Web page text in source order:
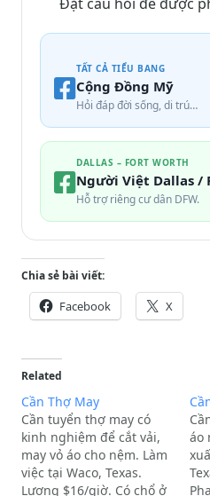
TẤT CẢ TIỂU BANG
Cộng Đồng Mỹ
Hỏi đáp đời sống, di trú…
DALLAS – FORT WORTH
Người Việt Dallas /
Hỗ trợ riêng cư dân DFW.
Chia sẻ bài viết:
Facebook X
Related
Cần Thợ May
Cần tuyển thợ may có
kinh nghiệm để cắt vải,
may vỏ áo cho nệm. Làm
việc tại Waco, Texas.
Lương $16/giờ. Có chổ ở
áo